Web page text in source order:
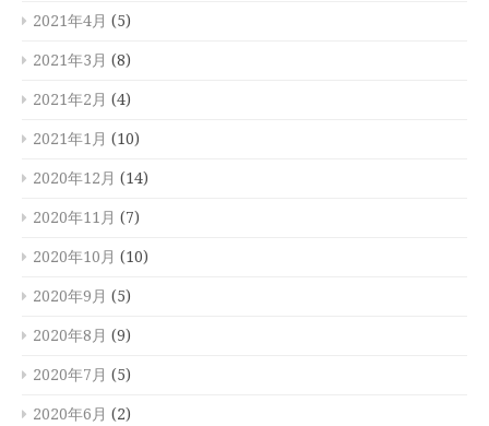
2021年4月 (5)
2021年3月 (8)
2021年2月 (4)
2021年1月 (10)
2020年12月 (14)
2020年11月 (7)
2020年10月 (10)
2020年9月 (5)
2020年8月 (9)
2020年7月 (5)
2020年6月 (2)